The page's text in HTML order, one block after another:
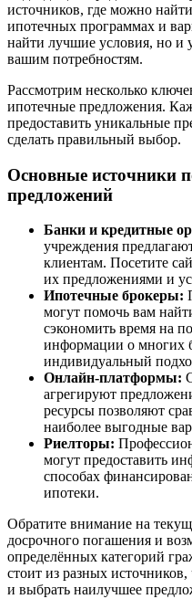
источников, где можно
ипотечных программах и
найти лучшие условия, но и
вашим потребностям.
Рассмотрим несколько
ипотечные предложения.
предоставить уникальные
сделать правильный выбор.
Основные источники
предложений
Банки и кредитные
учреждения
клиентам. Посетите
их предложениями и
Ипотечные брокеры:
могут помочь вам
сэкономить время на
информации о многих
индивидуальный
Онлайн-платформы:
агрегируют
ресурсы позволяют
наиболее выгодные
Риелторы:
могут предоставить
способах
ипотеки.
Обратите внимание на
досрочного погашения и
определённых категорий
стоит из разных
и выбрать наилучшее